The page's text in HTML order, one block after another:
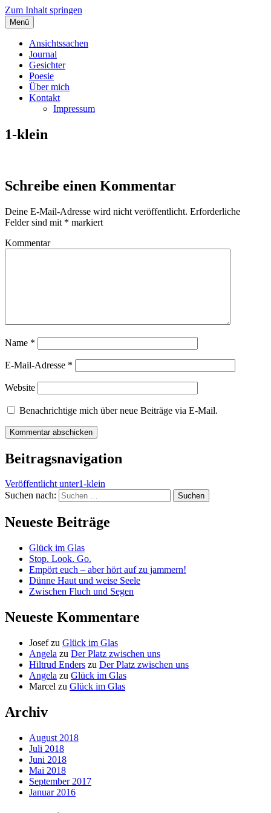
Zum Inhalt springen
Angelas Ansichtssachen
Menü
Ansichtssachen
Journal
Gesichter
Poesie
Über mich
Kontakt
Impressum
1-klein
Schreibe einen Kommentar
Deine E-Mail-Adresse wird nicht veröffentlicht. Erforderliche
Felder sind mit * markiert
Kommentar
Name *
E-Mail-Adresse *
Website
Benachrichtige mich über neue Beiträge via E-Mail.
Beitragsnavigation
Veröffentlicht unter1-klein
Suchen nach:
Neueste Beiträge
Glück im Glas
Stop. Look. Go.
Empört euch – aber hört auf zu jammern!
Dünne Haut und weise Seele
Zwischen Fluch und Segen
Neueste Kommentare
Josefzu Glück im Glas
Angela zu Der Platz zwischen uns
Hiltrud Enders zu Der Platz zwischen uns
Angela zu Glück im Glas
Marcel zu Glück im Glas
Archiv
August 2018
Juli 2018
Juni 2018
Mai 2018
September 2017
Januar 2016